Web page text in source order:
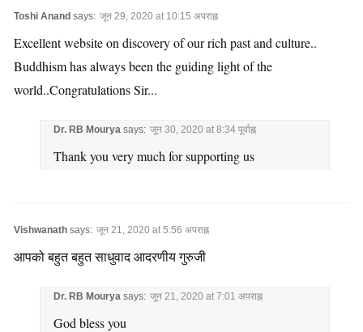
Toshi Anand says: जून 29, 2020 at 10:15 अपराह्न
Excellent website on discovery of our rich past and culture..
Buddhism has always been the guiding light of the
world..Congratulations Sir...
Dr. RB Mourya says: जून 30, 2020 at 8:34 पूर्वाह्न
Thank you very much for supporting us
Vishwanath says: जून 21, 2020 at 5:56 अपराह्न
आपको बहुत बहुत साधुवाद आदरणीय गुरुजी
Dr. RB Mourya says: जून 21, 2020 at 7:01 अपराह्न
God bless you